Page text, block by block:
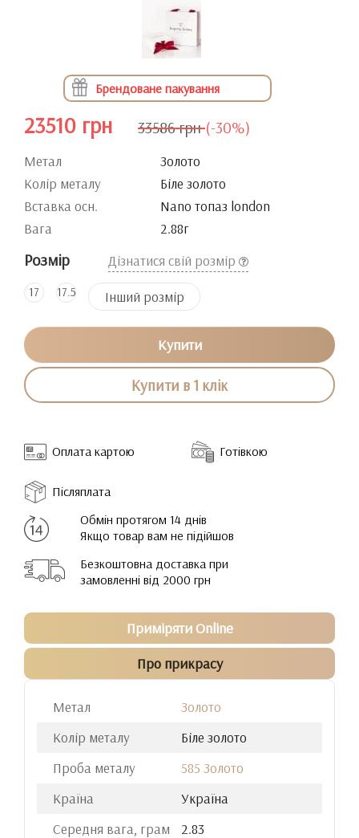
Брендоване пакування
23510 грн 33586 грн (-30%)
Метал
Золото
Колір металу
Біле золото
Вставка осн.
Nano топаз london
Вага
2.88г
Розмір Дізнатися свій розмір
17 17.5 Інший розмір
Купити
Купити в 1 клік
Оплата картою Готівкою
Післяплата
Обмін протягом 14 днів
Якщо товар вам не підійшов
Безкоштовна доставка при
замовленні від 2000 грн
Приміряти Online
Про прикрасу
Метал
Золото
Колір металу
Біле золото
Проба металу
585 Золото
Країна
Україна
Середня вага, грам
2.83